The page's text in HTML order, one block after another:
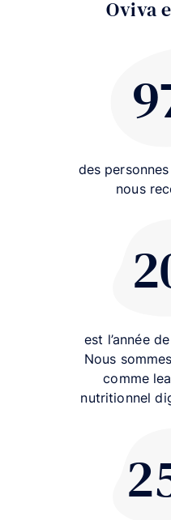
Oviva
des
nous
est l’année
Nous
comme
nutritionnel